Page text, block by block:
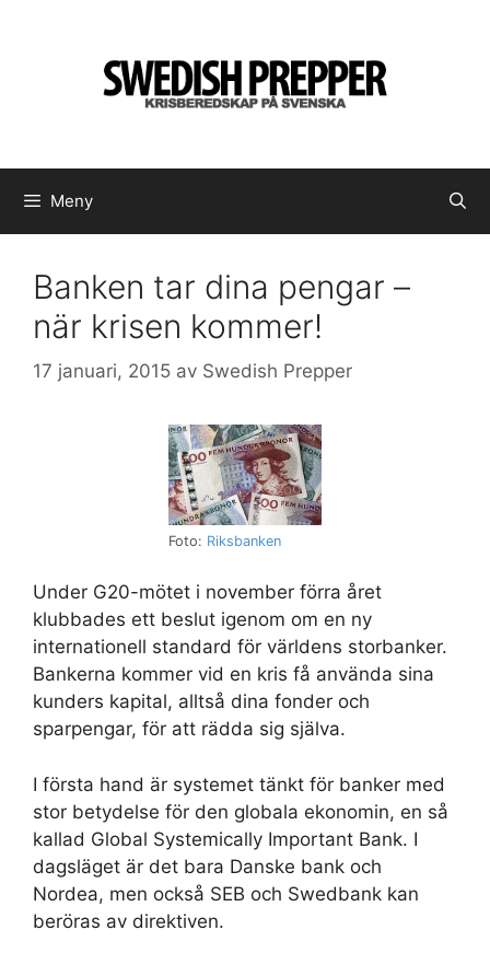
Meny
Banken tar dina pengar –
när krisen kommer!
17 januari, 2015 av Swedish Prepper
Foto: Riksbanken
Under G20-mötet i november förra året
klubbades ett beslut igenom om en ny
internationell standard för världens storbanker.
Bankerna kommer vid en kris få använda sina
kunders kapital, alltså dina fonder och
sparpengar, för att rädda sig själva.
I första hand är systemet tänkt för banker med
stor betydelse för den globala ekonomin, en så
kallad Global Systemically Important Bank. I
dagsläget är det bara Danske bank och
Nordea, men också SEB och Swedbank kan
beröras av direktiven.